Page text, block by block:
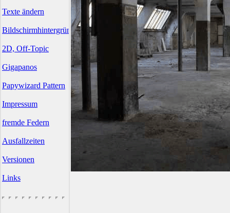
Texte ändern
Bildschirmhintergründe
2D, Off-Topic
Gigapanos
Papywizard Pattern
Impressum
fremde Federn
Ausfallzeiten
Versionen
Links